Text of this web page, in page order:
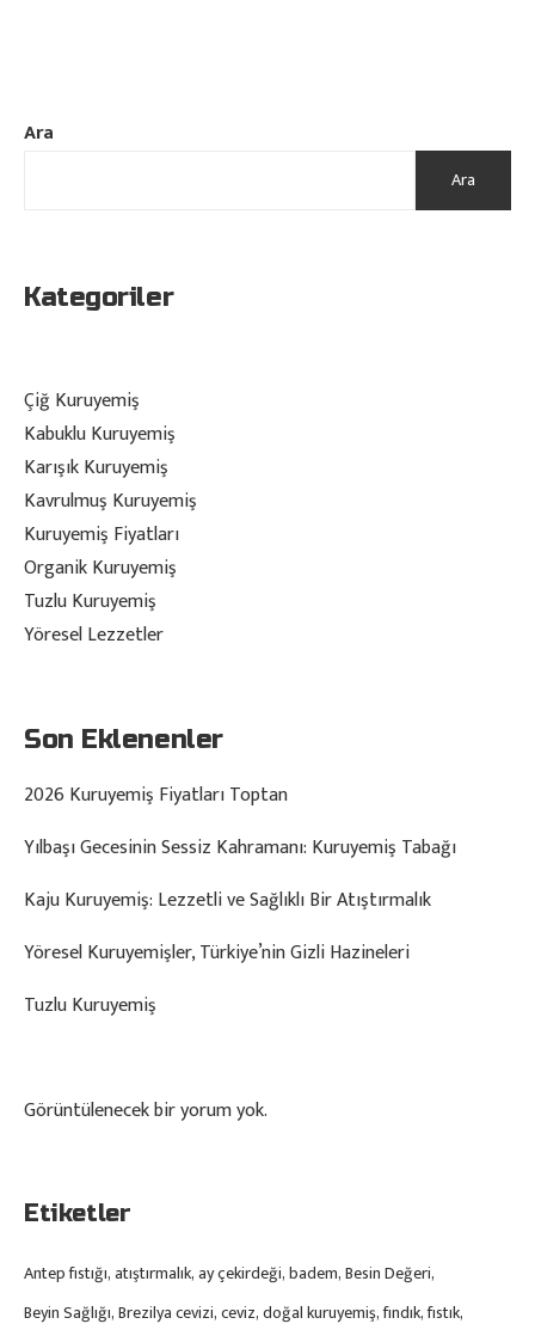
Ara
Ara
Kategoriler
Çiğ Kuruyemiş
Kabuklu Kuruyemiş
Karışık Kuruyemiş
Kavrulmuş Kuruyemiş
Kuruyemiş Fiyatları
Organik Kuruyemiş
Tuzlu Kuruyemiş
Yöresel Lezzetler
Son Eklenenler
2026 Kuruyemiş Fiyatları Toptan
Yılbaşı Gecesinin Sessiz Kahramanı: Kuruyemiş Tabağı
Kaju Kuruyemiş: Lezzetli ve Sağlıklı Bir Atıştırmalık
Yöresel Kuruyemişler, Türkiye’nin Gizli Hazineleri
Tuzlu Kuruyemiş
Görüntülenecek bir yorum yok.
Etiketler
Antep fıstığı atıştırmalık ay çekirdeği badem Besin Değeri
Beyin Sağlığı Brezilya cevizi ceviz doğal kuruyemiş fındık fıstık